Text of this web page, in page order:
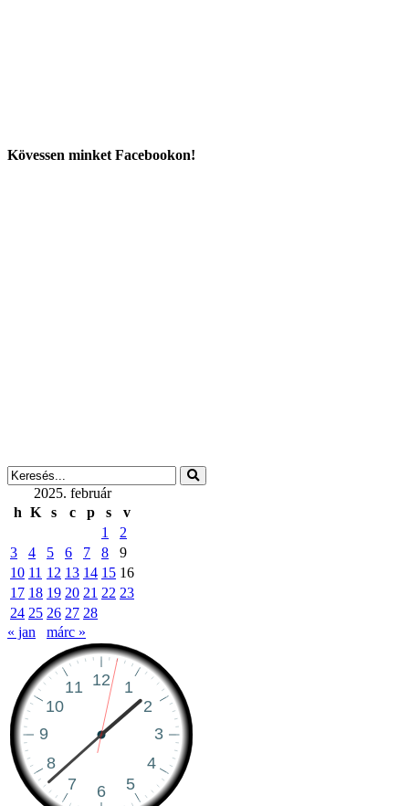
Kövessen minket Facebookon!
2025. február
h K s c p s
v
1
2
3
4 5 6 7 8
9
10 11 12 13 14 15 16
17 18 19 20 21 22 23
24 25 26 27 28
« jan
márc »